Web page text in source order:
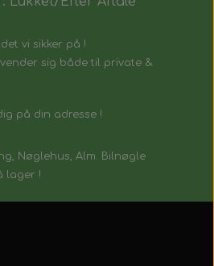
vi sikker på !
sig både til private &
på din adresse !
Nøglehus, Alm. Bilnøgle
lager !